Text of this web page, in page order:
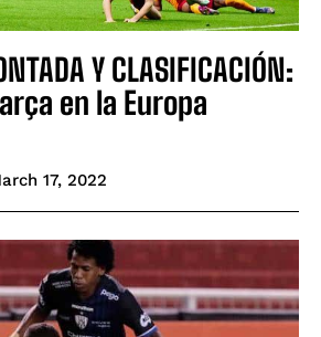
Y CLASIFICACIÓN:
en la Europa
17, 2022